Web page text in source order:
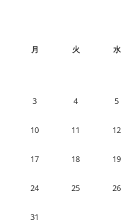
月
火 水
3 4 5
10 11 12
17 18 19
24 25 26
31